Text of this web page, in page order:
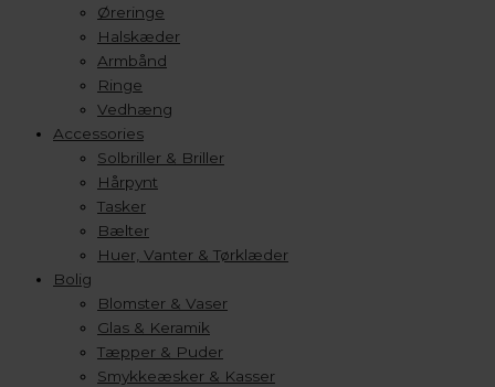
Øreringe
Halskæder
Armbånd
Ringe
Vedhæng
Accessories
Solbriller & Briller
Hårpynt
Tasker
Bælter
Huer, Vanter & Tørklæder
Bolig
Blomster & Vaser
Glas & Keramik
Tæpper & Puder
Smykkeæsker & Kasser